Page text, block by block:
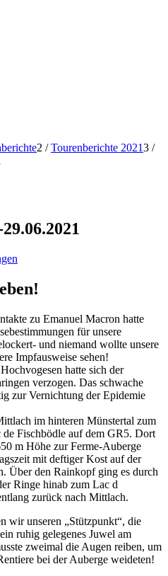
2 / Tourenberichte 20213 /
zu Emanuel Macron hatte
für unsere
und niemand wollte unsere
Impfausweise sehen!
hatte sich der
verzogen. Das schwache
zur Vernichtung der Epidemie
im hinteren Münstertal zum
de Fischbödle auf dem GR5. Dort
m Höhe zur Ferme-Auberge
mit deftiger Kost auf der
Über den Rainkopf ging es durch
Ringe hinab zum Lac d
zurück nach Mittlach.
wir unseren „Stützpunkt“, die
ruhig gelegenes Juwel am
zweimal die Augen reiben, um
bei der Auberge weideten!